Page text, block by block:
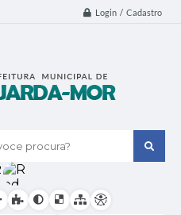
Login / Cadastro